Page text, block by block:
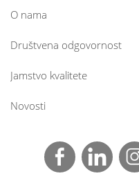
O nama
Društvena odgovornost
Jamstvo kvalitete
Novosti